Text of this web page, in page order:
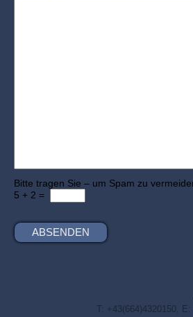
Bitte tragen Sie – um Spam zu
5 + 2 =
T: +43(664)4320150,